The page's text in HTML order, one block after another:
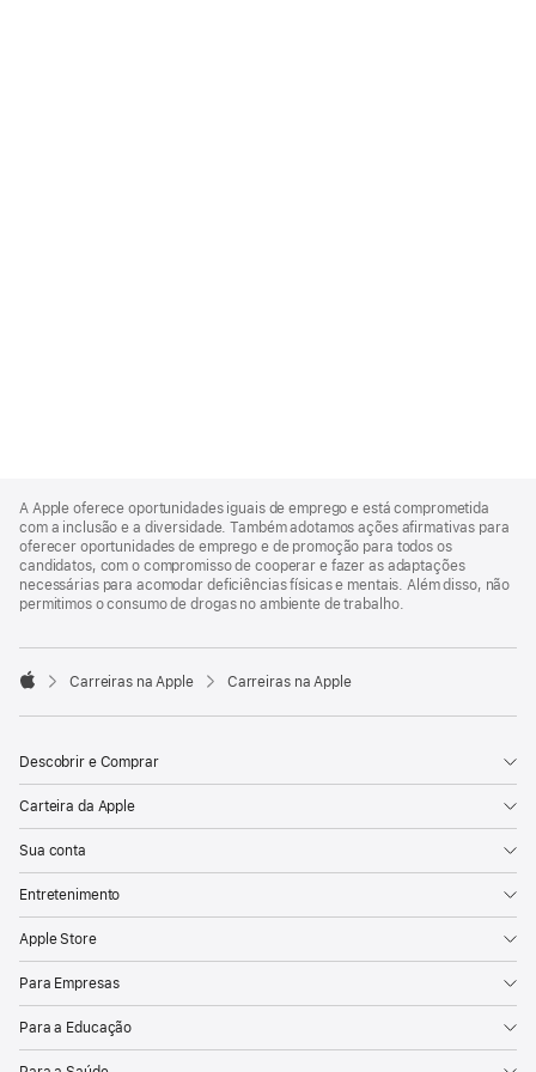
Footer
A Apple oferece oportunidades iguais de emprego e está comprometida
com a inclusão e a diversidade. Também adotamos ações afirmativas para
oferecer oportunidades de emprego e de promoção para todos os
candidatos, com o compromisso de cooperar e fazer as adaptações
necessárias para acomodar deficiências físicas e mentais. Além disso, não
permitimos o consumo de drogas no ambiente de trabalho.

Carreiras na Apple Carreiras na Apple
Descobrir e Comprar
Carteira da Apple
Sua conta
Entretenimento
Apple Store
Para Empresas
Para a Educação